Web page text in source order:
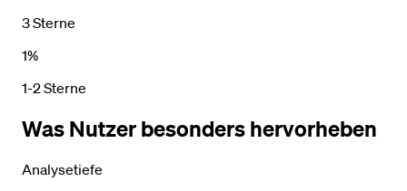
3 Sterne
1%
1-2 Sterne
Was Nutzer besonders hervorheben
Analysetiefe